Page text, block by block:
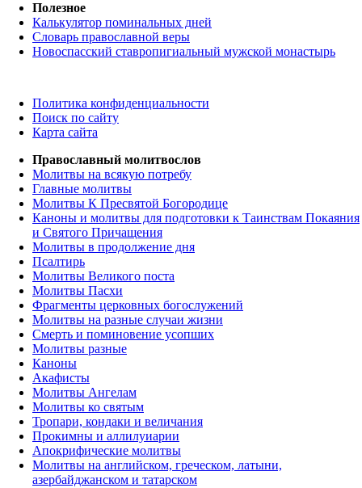
Полезное
Калькулятор поминальных дней
Словарь православной веры
Новоспасский ставропигиальный мужской монастырь
Политика конфиденциальности
Поиск по сайту
Карта сайта
Православный молитвослов
Молитвы на всякую потребу
Главные молитвы
Молитвы К Пресвятой Богородице
Каноны и молитвы для подготовки к Таинствам Покаяния
и Святого Причащения
Молитвы в продолжение дня
Псалтирь
Молитвы Великого поста
Молитвы Пасхи
Фрагменты церковных богослужений
Молитвы на разные случаи жизни
Смерть и поминовение усопших
Молитвы разные
Каноны
Акафисты
Молитвы Ангелам
Молитвы ко святым
Тропари, кондаки и величания
Прокимны и аллилуиарии
Апокрифические молитвы
Молитвы на английском, греческом, латыни,
азербайджанском и татарском